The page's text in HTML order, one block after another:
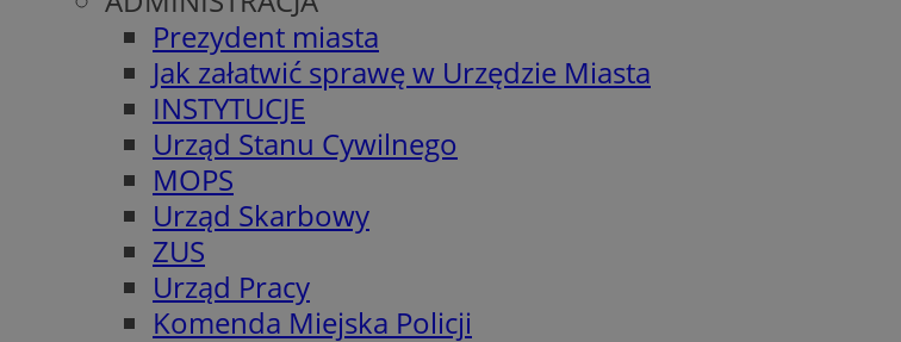
Prezydent miasta
Jak załatwić sprawę w Urzędzie Miasta
INSTYTUCJE
Urząd Stanu Cywilnego
MOPS
Urząd Skarbowy
ZUS
Urząd Pracy
Komenda Miejska Policji